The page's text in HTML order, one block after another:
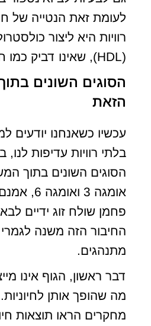
לעומת זאת הנטייה של
רוויות היא ליצור
(HDL), שאינו דביק כמו חברו.
הסוגים השונים
הזאת
עכשיו כשאנחנו יודעים
בלתי רוויות עדיפות
הסוגים השונים בתוך
אומגה 3
פחמן שולח זוג ידיים
החיבור הזה משנה
מתנהגים.
דבר ראשון, הגוף אינו
מה שהופך אותן
מחקרים הראו תוצאות